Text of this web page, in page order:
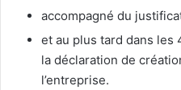
accompagné du
et au plus tard dans les
la déclaration de
l’entreprise.